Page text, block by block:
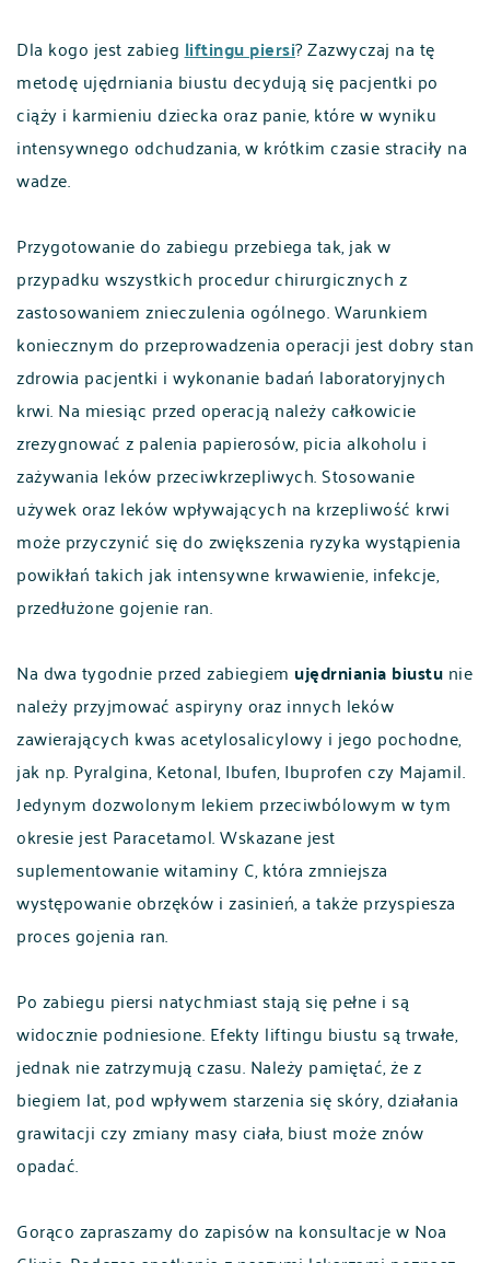
Dla kogo jest zabieg liftingu piersi? Zazwyczaj na tę
metodę ujędrniania biustu decydują się pacjentki po
ciąży i karmieniu dziecka oraz panie, które w wyniku
intensywnego odchudzania, w krótkim czasie straciły na
wadze.
Przygotowanie do zabiegu przebiega tak, jak w
przypadku wszystkich procedur chirurgicznych z
zastosowaniem znieczulenia ogólnego. Warunkiem
koniecznym do przeprowadzenia operacji jest dobry stan
zdrowia pacjentki i wykonanie badań laboratoryjnych
krwi. Na miesiąc przed operacją należy całkowicie
zrezygnować z palenia papierosów, picia alkoholu i
zażywania leków przeciwkrzepliwych. Stosowanie
używek oraz leków wpływających na krzepliwość krwi
może przyczynić się do zwiększenia ryzyka wystąpienia
powikłań takich jak intensywne krwawienie, infekcje,
przedłużone gojenie ran.
Na dwa tygodnie przed zabiegiem ujędrniania biustu nie
należy przyjmować aspiryny oraz innych leków
zawierających kwas acetylosalicylowy i jego pochodne,
jak np. Pyralgina, Ketonal, Ibufen, Ibuprofen czy Majamil.
Jedynym dozwolonym lekiem przeciwbólowym w tym
okresie jest Paracetamol. Wskazane jest
suplementowanie witaminy C, która zmniejsza
występowanie obrzęków i zasinień, a także przyspiesza
proces gojenia ran.
Po zabiegu piersi natychmiast stają się pełne i są
widocznie podniesione. Efekty liftingu biustu są trwałe,
jednak nie zatrzymują czasu. Należy pamiętać, że z
biegiem lat, pod wpływem starzenia się skóry, działania
grawitacji czy zmiany masy ciała, biust może znów
opadać.
Gorąco zapraszamy do zapisów na konsultacje w Noa